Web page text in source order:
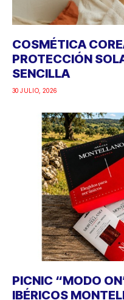
COSMÉTICA
PROTECCIÓN
SENCILLA
30 JULIO, 2026
PICNIC “MODO
IBÉRICOS